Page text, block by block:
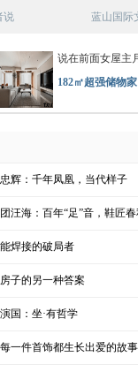
说
蓝山国际
说在前面女屋主
182㎡超强储物
辉：千年凤凰，当代样子
汪海：百年“足”音，鞋匠春
焊接的破局者
子的另一种答案
国：坐·有哲学
一件首饰都生长出爱的故事